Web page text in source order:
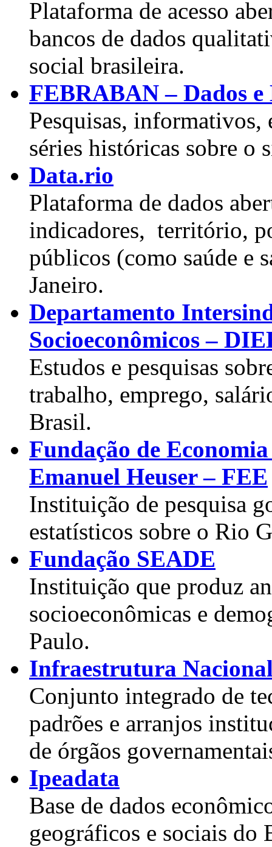
Plataforma de acesso
bancos de dados
social brasileira.
FEBRABAN – Dados
Pesquisas, informativos,
séries históricas sobre o
Data.rio
Plataforma de dados
indicadores, território,
públicos (como saúde e
Janeiro.
Departamento
Socioeconômicos –
Estudos e pesquisas
trabalho, emprego,
Brasil.
Fundação de
Emanuel Heuser – FEE
Instituição de pesquisa
estatísticos sobre o Rio
Fundação SEADE
Instituição que produz
socioeconômicas e
Paulo.
Infraestrutura
Conjunto integrado de
padrões e arranjos
de órgãos
Ipeadata
Base de dados
geográficos e sociais do